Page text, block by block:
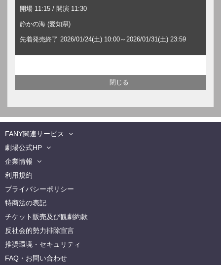
開場 11:15 / 開演 11:30
静かの海 (愛知県)
先着発売終了 2026/01/24(土) 10:00～2026/01/31(土) 23:59
FANY関連サービス
劇場公式HP
企業情報
利用規約
プライバシーポリシー
特商法の表記
チケット販売及び観劇約款
反社会的勢力排除宣言
推奨環境・セキュリティ
FAQ・お問い合わせ